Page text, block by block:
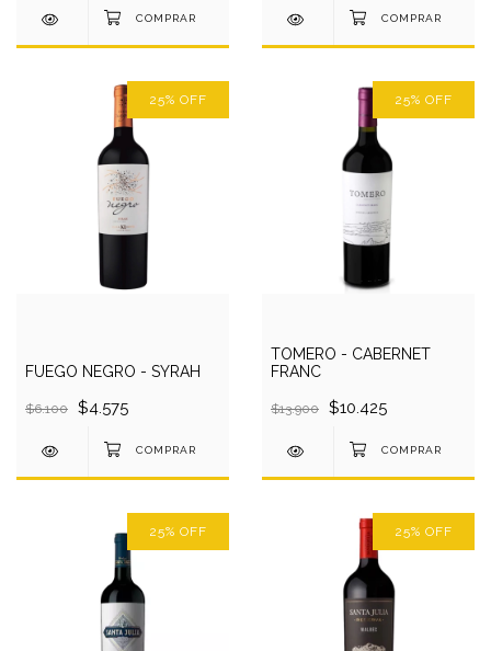
25% OFF
FUEGO NEGRO - SYRAH
$6.100 $4.575
25% OFF
TOMERO - CABERNET
FRANC
$13.900 $10.425
25% OFF 25% OFF